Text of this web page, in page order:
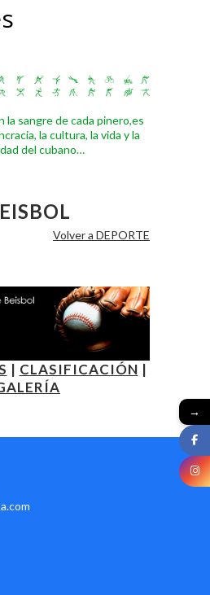
la sangre de cada pinero,es
la cultura, la vida y la
del cubano…
Volver a DEPORTE
| CLASIFICACIÓN |
→